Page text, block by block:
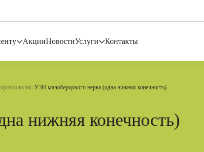
АкцииНовостиУслуги Контакты
УЗИ малоберцового нерва (одна нижняя конечность)
нижняя конечность)